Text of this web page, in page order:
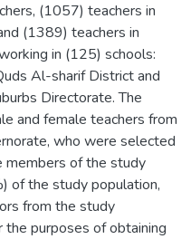
(1057) teachers in
(1389) teachers in
in (125) schools:
Al-sharif District and
Directorate. The
and female teachers from
who were selected
members of the study
of the study population,
from the study
purposes of obtaining